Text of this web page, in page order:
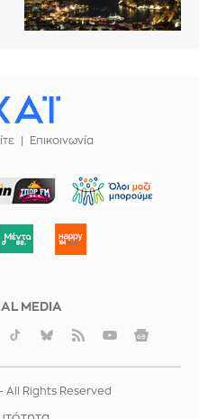
Επικοινωνία
ΜΠΟΡΟΥΜΕ
MEDIA
All Rights Reserved